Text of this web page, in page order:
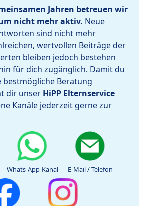
Jahren betreuen wir
nicht mehr aktiv. Neue
sind nicht mehr
wertvollen Beiträge der
bleiben jedoch bestehen
für dich zugänglich. Damit du
Beratung
dir unser HiPP Elternservice
Kanäle jederzeit gerne zur
Whats-App-Kanal E-Mail / Telefon